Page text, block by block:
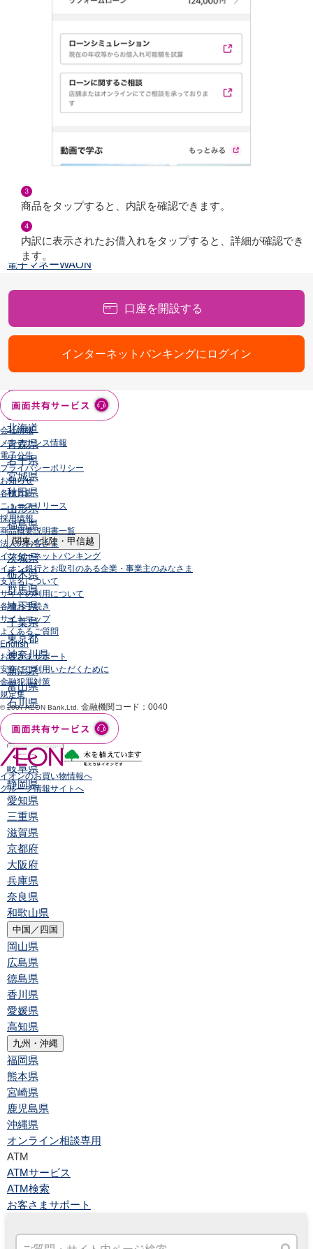
イオングループアプリ
支払・入金・サービス
TOP
自動入金サービス
WEB即時決済サービス
スマホ決済アプリ
公営競技
Myステージ
相続・税務のご相談
電子マネーWAON
インボイス
手数料
キャンペーン
店舗
北海道・東北
北海道
青森県
岩手県
宮城県
秋田県
山形県
福島県
関東／北陸・甲信越
茨城県
栃木県
群馬県
埼玉県
千葉県
東京都
神奈川県
新潟県
富山県
石川県
山梨県
長野県
東海／近畿
岐阜県
静岡県
愛知県
三重県
滋賀県
京都府
大阪府
兵庫県
奈良県
和歌山県
中国／四国
岡山県
広島県
徳島県
香川県
愛媛県
高知県
九州・沖縄
福岡県
熊本県
宮崎県
鹿児島県
沖縄県
オンライン相談専用
ATM
ATMサービス
ATM検索
お客さまサポート
3
商品をタップすると、内訳を確認できます。
4
内訳に表示されたお借入れをタップすると、詳細が確認でき
ます。
口座を開設する
インターネットバンキングにログイン
会社情報
メンテナンス情報
電子公告
プライバシーポリシー
お知らせ
各種方針
ニュースリリース
採用情報
商品概要説明書一覧
法人のお客さま
インターネットバンキング
イオン銀行とお取引のある企業・事業主のみなさま
支店名について
サイトの利用について
各種お手続き
サイトマップ
よくあるご質問
English
お客さまサポート
安全にご利用いただくために
金融犯罪対策
規定集
© 2007 AEON Bank,Ltd. 金融機関コード：0040
イオンのお買い物情報へ
グループ情報サイトへ